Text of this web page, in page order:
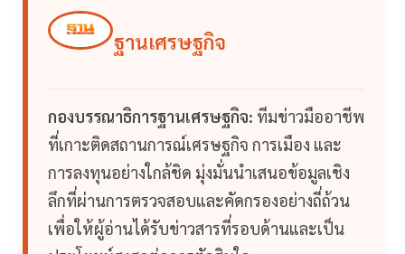
ฐานเศรษฐกิจ
กองบรรณาธิการฐานเศรษฐกิจ: ทีมข่าวมืออาชีพ
ที่เกาะติดสถานการณ์เศรษฐกิจ การเมือง และ
การลงทุนอย่างใกล้ชิด มุ่งมั่นนำเสนอข้อมูลเชิง
ลึกที่ผ่านการตรวจสอบและคัดกรองอย่างถี่ถ้วน
เพื่อให้ผู้อ่านได้รับข่าวสารที่รอบด้านและเป็น